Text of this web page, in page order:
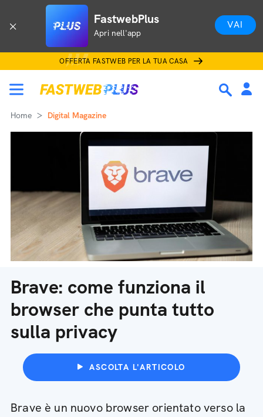
FastwebPlus
Apri nell'app
VAI
OFFERTA FASTWEB PER LA TUA CASA
Home Digital Magazine
Brave: come funziona il
browser che punta tutto
sulla privacy
ASCOLTA L'ARTICOLO
Brave è un nuovo browser orientato verso la